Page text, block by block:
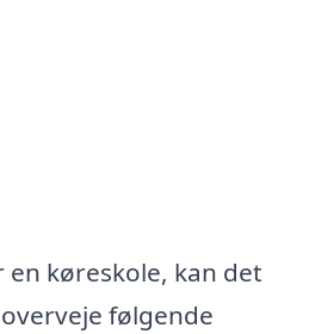
køreskole, kan det
følgende